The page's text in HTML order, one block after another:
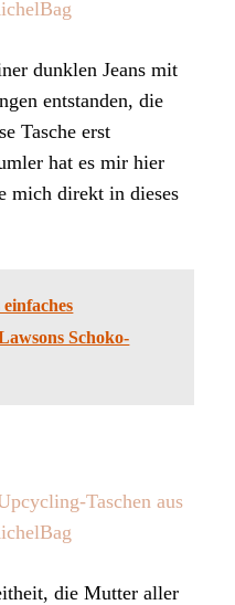
dunklen Jeans mit
entstanden, die
Tasche erst
hat es mir hier
mich direkt in dieses
Schoko-
die Mutter aller